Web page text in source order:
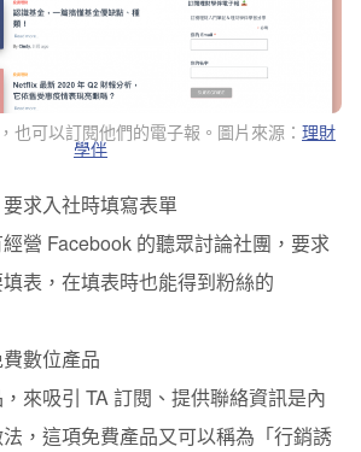
也可以訂閱他們的電子報。圖片來源： 理財
學伴
求入社時填寫表單
營 Facebook 的聽眾討論社團，要求
表，在填表時也能得到粉絲的
數位產品
來吸引 TA 訂閱、提供聯絡資訊是內
，這項免費產品又可以稱為「行銷誘